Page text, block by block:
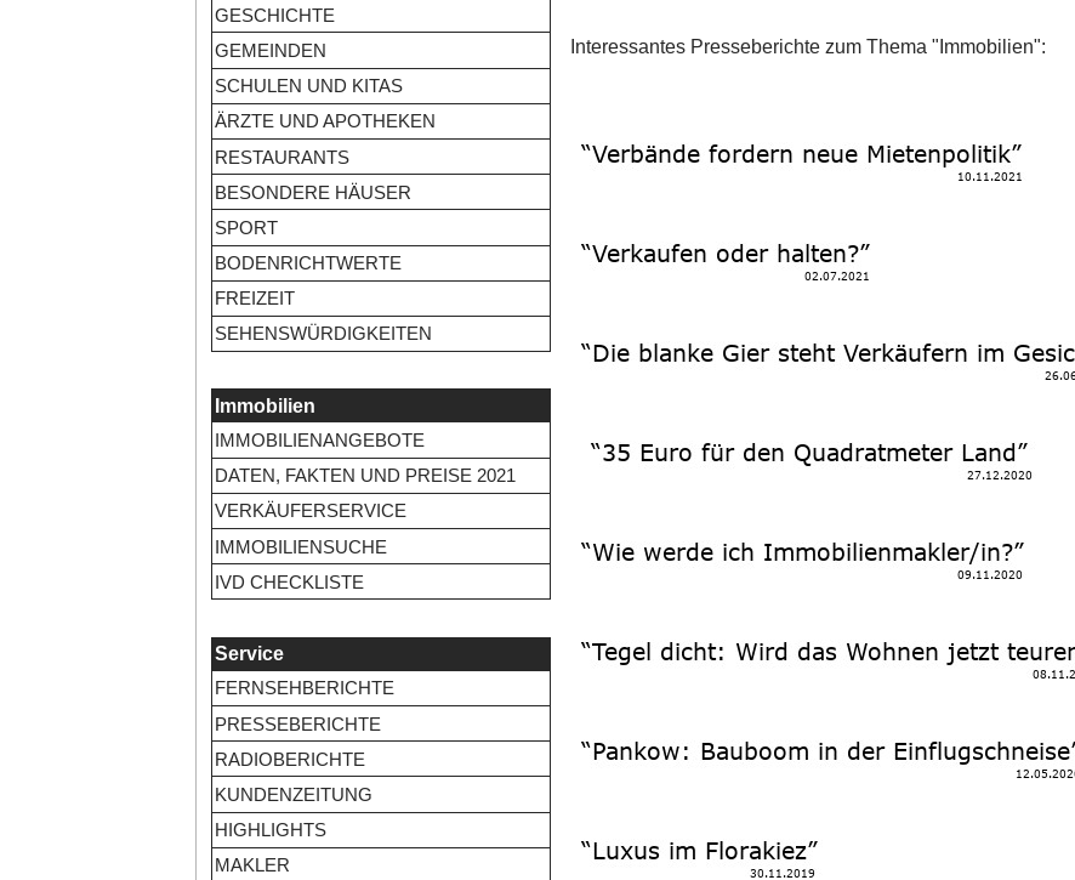
GESCHICHTE
GEMEINDEN
SCHULEN UND KITAS
ÄRZTE UND APOTHEKEN
RESTAURANTS
BESONDERE HÄUSER
SPORT
BODENRICHTWERTE
FREIZEIT
SEHENSWÜRDIGKEITEN
Immobilien
IMMOBILIENANGEBOTE
DATEN, FAKTEN UND PREISE 2021
VERKÄUFERSERVICE
IMMOBILIENSUCHE
IVD CHECKLISTE
Service
FERNSEHBERICHTE
PRESSEBERICHTE
RADIOBERICHTE
KUNDENZEITUNG
HIGHLIGHTS
MAKLER
Interessantes Presseberichte zum Thema "Immobilien":